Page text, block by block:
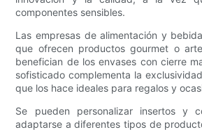
componentes sensibles.
Las empresas de alimentación y
que ofrecen productos gourmet o
benefician de los envases con cierre
sofisticado complementa la
que los hace ideales para regalos y
Se pueden personalizar insertos y
adaptarse a diferentes tipos de